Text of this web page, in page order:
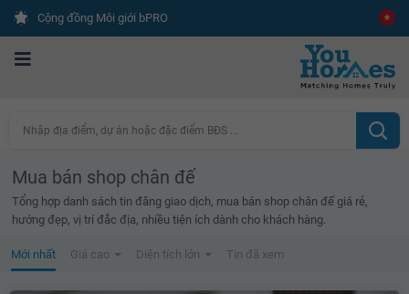
Cộng đồng Môi giới bPRO
Nhập địa điểm, dự án hoặc đặc điểm BĐS ...
Mua bán shop chân đế
Tổng hợp danh sách tin đăng giao dịch, mua bán shop chân đế giá rẻ,
hướng đẹp, vị trí đắc địa, nhiều tiện ích dành cho khách hàng.
Mới nhất Giá cao Diện tích lớn Tin đã xem